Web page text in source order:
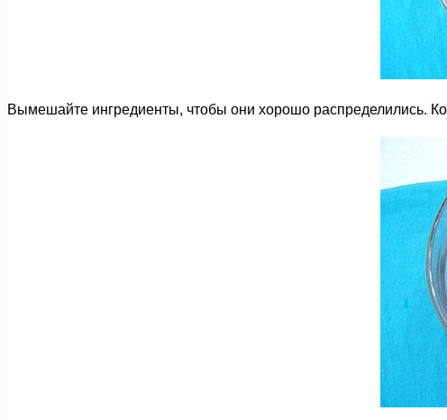
Вымешайте ингредиенты, чтобы они хорошо распределились.